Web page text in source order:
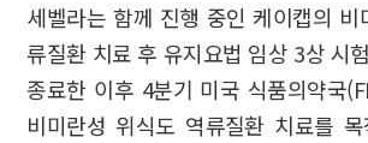
세벨라는 함께 진행 중인 케이캡의 비
류질환 치료 후 유지요법 임상 3상 시
종료한 이후 4분기 미국 식품의약국
비미란성 위식도 역류질환 치료를